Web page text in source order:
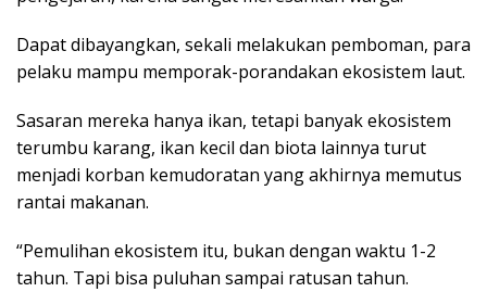
Dapat dibayangkan, sekali melakukan pemboman, para
pelaku mampu memporak-porandakan ekosistem laut.
Sasaran mereka hanya ikan, tetapi banyak ekosistem
terumbu karang, ikan kecil dan biota lainnya turut
menjadi korban kemudoratan yang akhirnya memutus
rantai makanan.
“Pemulihan ekosistem itu, bukan dengan waktu 1-2
tahun. Tapi bisa puluhan sampai ratusan tahun.